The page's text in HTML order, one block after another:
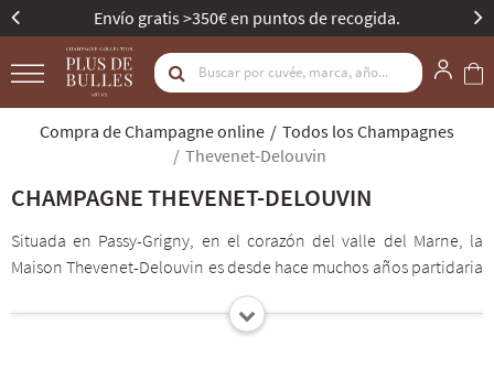
Mejor Bodega de Champagne - Gault & Millau.
Compra de Champagne online
Todos los Champagnes
Thevenet-Delouvin
CHAMPAGNE THEVENET-DELOUVIN
Situada en Passy-Grigny, en el corazón del valle del Marne, la
Maison Thevenet-Delouvin es desde hace muchos años partidaria
de una viticultura sostenible que respeta y preserva el viñedo y su
entorno. Así, en 2016, la Maison obtuvo la doble certificación de